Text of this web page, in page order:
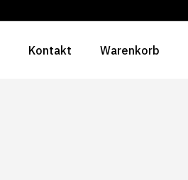
Kontakt Warenkorb